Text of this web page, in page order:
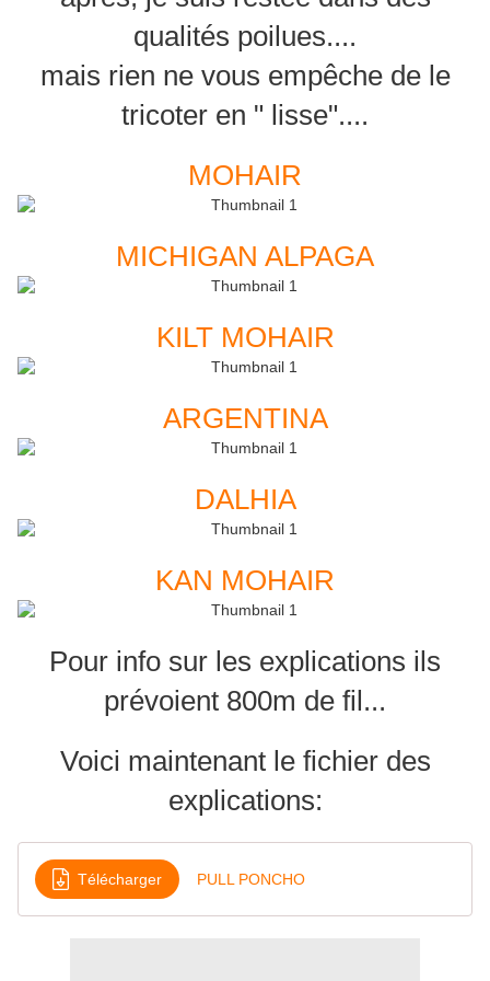
qualités poilues....
mais rien ne vous empêche de le
tricoter en " lisse"....
MOHAIR
MICHIGAN ALPAGA
KILT MOHAIR
ARGENTINA
DALHIA
KAN MOHAIR
Pour info sur les explications ils
prévoient 800m de fil...
Voici maintenant le fichier des
explications:
Télécharger PULL PONCHO